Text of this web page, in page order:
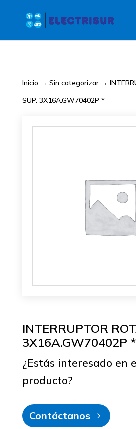
Inicio → Sin categorizar→
SUP. 3X16A.GW70402P *
INTERRUPTOR
3X16A.GW70402P *
¿Estás interesado en
producto?
Contáctanos